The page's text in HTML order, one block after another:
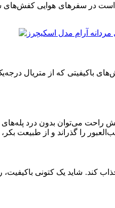
در سفرهای هوایی کفش‌های
باکیفیتی که از متریال
راحت می‌توان بدون درد
کند. شاید یک کتونی